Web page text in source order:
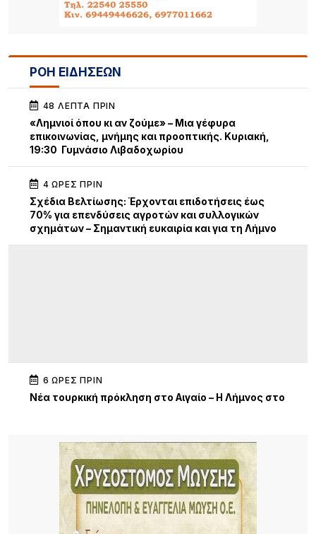
ΡΟΗ ΕΙΔΗΣΕΩΝ
48 ΛΕΠΤΆ ΠΡΙΝ
«Λημνιοί όπου κι αν ζούμε» – Μια γέφυρα
επικοινωνίας, μνήμης και προοπτικής. Κυριακή,
19:30 Γυμνάσιο Λιβαδοχωρίου
4 ΏΡΕΣ ΠΡΙΝ
Σχέδια Βελτίωσης: Έρχονται επιδοτήσεις έως
70% για επενδύσεις αγροτών και συλλογικών
σχημάτων – Σημαντική ευκαιρία και για τη Λήμνο
6 ΏΡΕΣ ΠΡΙΝ
Νέα τουρκική πρόκληση στο Αιγαίο – Η Λήμνος στο
6 ΏΡΕΣ ΠΡΙΝ
Πανηγύρι στα Σβέρδια: Η Δάφνη κρατά ζωντανή
την παράδοση
6 ΏΡΕΣ ΠΡΙΝ
Ακρίβεια: Το μοσχάρι «εκτοξεύτηκε» κατά 28,4%